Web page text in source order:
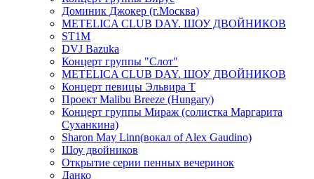
Доминик Джокер (г.Москва)
METELICA CLUB DAY. ШОУ ДВОЙНИКОВ
ST1M
DVJ Bazuka
Концерт группы "Слот"
METELICA CLUB DAY. ШОУ ДВОЙНИКОВ
Концерт певицы Эльвира Т
Проект Malibu Breeze (Hungary)
Концерт группы Мираж (солистка Маргарита
Суханкина)
Sharon May Linn(вокал of Alex Gaudino)
Шоу двойников
Открытие серии пенных вечеринок
Данко